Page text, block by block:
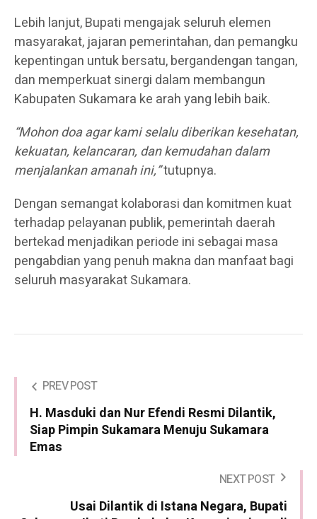
Lebih lanjut, Bupati mengajak seluruh elemen
masyarakat, jajaran pemerintahan, dan pemangku
kepentingan untuk bersatu, bergandengan tangan,
dan memperkuat sinergi dalam membangun
Kabupaten Sukamara ke arah yang lebih baik.
“Mohon doa agar kami selalu diberikan kesehatan,
kekuatan, kelancaran, dan kemudahan dalam
menjalankan amanah ini,”tutupnya.
Dengan semangat kolaborasi dan komitmen kuat
terhadap pelayanan publik, pemerintah daerah
bertekad menjadikan periode ini sebagai masa
pengabdian yang penuh makna dan manfaat bagi
seluruh masyarakat Sukamara.
PREV POST
H. Masduki dan Nur Efendi Resmi Dilantik,
Siap Pimpin Sukamara Menuju Sukamara
Emas
NEXT POST
Usai Dilantik di Istana Negara, Bupati